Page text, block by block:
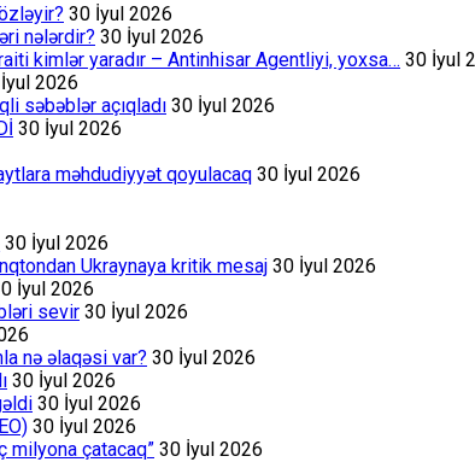
30 İyul 2026
nələrdir? 30 İyul 2026
kimlər yaradır – Antinhisar Agentliyi, yoxsa… 30 İyul
2026
səbəblər açıqladı 30 İyul 2026
30 İyul 2026
məhdudiyyət qoyulacaq 30 İyul 2026
30 İyul 2026
Ukraynaya kritik mesaj 30 İyul 2026
İyul 2026
sevir 30 İyul 2026
nə əlaqəsi var? 30 İyul 2026
30 İyul 2026
30 İyul 2026
30 İyul 2026
milyona çatacaq” 30 İyul 2026